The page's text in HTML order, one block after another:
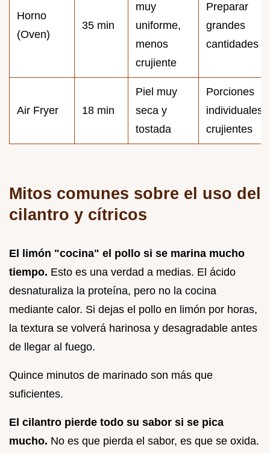
Horno
(Oven)
35 min
muy
uniforme,
menos
crujiente
Preparar
grandes
cantidades
Air Fryer 18 min
Piel muy
seca y
tostada
Porciones
individuales
crujientes
Mitos comunes sobre el uso del
cilantro y cítricos
El limón "cocina" el pollo si se marina mucho
tiempo. Esto es una verdad a medias. El ácido
desnaturaliza la proteína, pero no la cocina
mediante calor. Si dejas el pollo en limón por horas,
la textura se volverá harinosa y desagradable antes
de llegar al fuego.
Quince minutos de marinado son más que
suficientes.
El cilantro pierde todo su sabor si se pica
mucho. No es que pierda el sabor, es que se oxida.